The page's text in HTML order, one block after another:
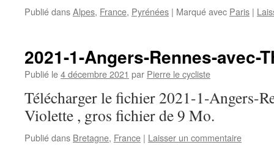
Publié dansAlpes, France, Pyrénées | Marqué avec Paris |
2021-1-Angers-Rennes-avec-
Publié le4 décembre 2021 par Pierre le cycliste
Télécharger le fichier 2021-1-Angers-
Violette , gros fichier de 9 Mo.
Publié dans Bretagne, France | Laisser un commentaire